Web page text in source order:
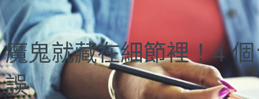
魔鬼就藏在細節裡！4
誤